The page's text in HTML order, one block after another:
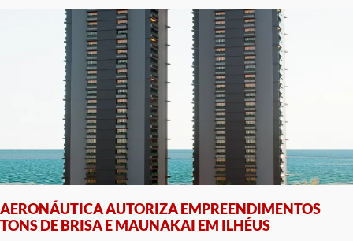
AERONÁUTICA AUTORIZA EMPREENDIMENTOS
TONS DE BRISA E MAUNAKAI EM ILHÉUS